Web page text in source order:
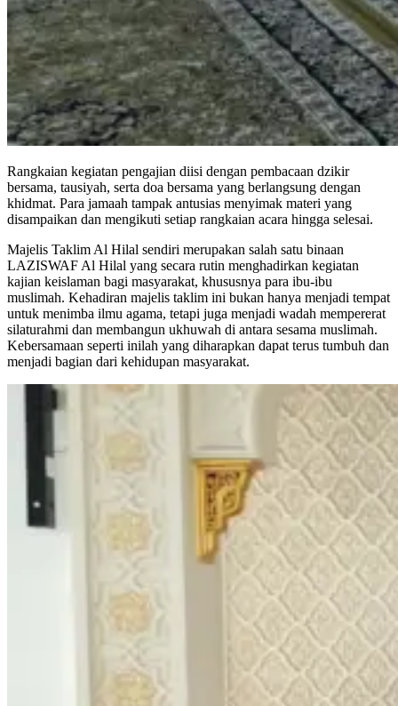
Rangkaian kegiatan pengajian diisi dengan pembacaan dzikir
bersama, tausiyah, serta doa bersama yang berlangsung dengan
khidmat. Para jamaah tampak antusias menyimak materi yang
disampaikan dan mengikuti setiap rangkaian acara hingga selesai.
Majelis Taklim Al Hilal sendiri merupakan salah satu binaan
LAZISWAF Al Hilal yang secara rutin menghadirkan kegiatan
kajian keislaman bagi masyarakat, khususnya para ibu-ibu
muslimah. Kehadiran majelis taklim ini bukan hanya menjadi tempat
untuk menimba ilmu agama, tetapi juga menjadi wadah mempererat
silaturahmi dan membangun ukhuwah di antara sesama muslimah.
Kebersamaan seperti inilah yang diharapkan dapat terus tumbuh dan
menjadi bagian dari kehidupan masyarakat.